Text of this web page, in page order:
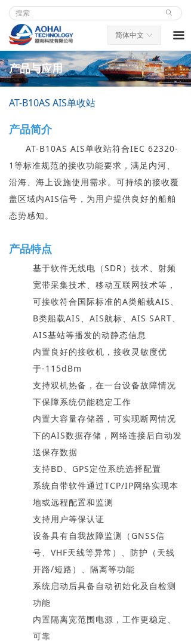
끀
ꄙ
ꀅ
简体中文
AT-B10AS AIS单收站
产品简介
AT-B10AS AIS单收站符合IEC 62320-
1等标准规范的接收功能要求，满足内河、
沿海、海上设施使用需求。可持续的接收覆
盖区域内AIS信号，为用户提供良好的船舶
态势感知。
产品特点
基于软件无线电（SDR）技术、射频
宽带采集技术、移动互联网技术等，
可接收符合国际标准的A类船载AIS、
B类船载AIS、AIS航标、AIS SART、
AIS基站等播发的动静态信息
内置良好的接收机，接收灵敏度优
于-115dBm
支持双机热备，在一台设备故障情况
下保障系统仍能稳定工作
内置大容量存储器，可实现断网情况
下的AIS数据存储，网络连接后自动发
送保存数据
支持BD、GPS定位系统选择配置
系统自带软件通过TCP/IP网络实现本
地或远程配置和监测
支持用户等保认证
设备具有自我故障监测（GNSS信
号、VHF天线等异常）、防护（天线
开路/短路）、隔离等功能
系统启动后具备自动初始化及自检测
功能
内置隔离宽范围电源，工作更稳定、
可靠
产品与应用